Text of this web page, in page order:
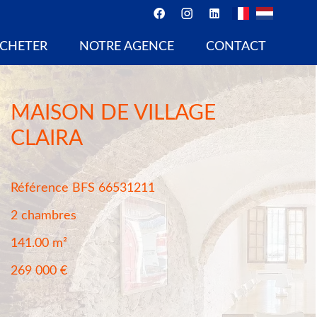
NOTRE AGENCE CONTACT
MAISON DE VILLAGE
CLAIRA
Référence BFS 66531211
2 chambres
141.00 m²
269 000 €